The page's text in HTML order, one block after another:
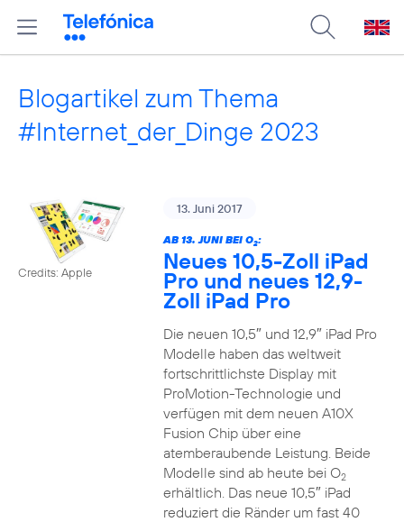
Blogartikel zum Thema
#Internet_der_Dinge 2023
Credits: Apple
13. Juni 2017
AB 13. JUNI BEI O2:
Neues 10,5-Zoll iPad
Pro und neues 12,9-
Zoll iPad Pro
Die neuen 10,5″ und 12,9″ iPad Pro
Modelle haben das weltweit
fortschrittlichste Display mit
ProMotion-Technologie und
verfügen mit dem neuen A10X
Fusion Chip über eine
atemberaubende Leistung. Beide
Modelle sind ab heute bei O2
erhältlich. Das neue 10,5″ iPad
reduziert die Ränder um fast 40